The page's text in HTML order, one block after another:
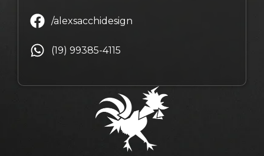
/alexsacchidesign
(19) 99385-4115